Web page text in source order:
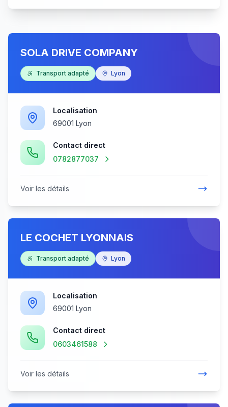
SOLA DRIVE COMPANY
Transport adapté Lyon
Localisation
69001 Lyon
Contact direct
0782877037
Voir les détails
LE COCHET LYONNAIS
Transport adapté Lyon
Localisation
69001 Lyon
Contact direct
0603461588
Voir les détails